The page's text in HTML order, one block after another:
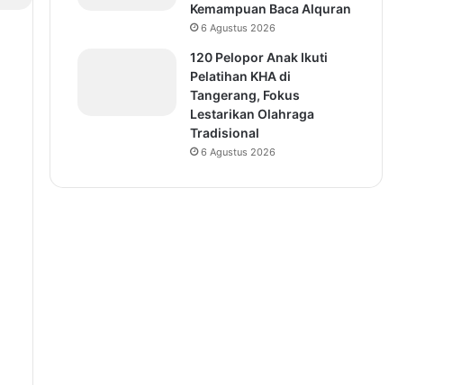
Kemampuan Baca Alquran
6 Agustus 2026
120 Pelopor Anak Ikuti
Pelatihan KHA di
Tangerang, Fokus
Lestarikan Olahraga
Tradisional
6 Agustus 2026